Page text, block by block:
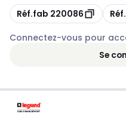
Copie
Réf.fab 220086 Copie
Réf.
Connectez-vous pour
Se